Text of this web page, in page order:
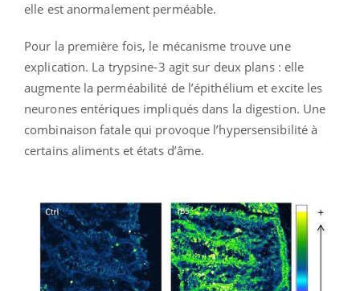
elle est anormalement perméable.
Pour la première fois, le mécanisme trouve une
explication. La trypsine-3 agit sur deux plans : elle
augmente la perméabilité de l’épithélium et excite les
neurones entériques impliqués dans la digestion. Une
combinaison fatale qui provoque l’hypersensibilité à
certains aliments et états d’âme.